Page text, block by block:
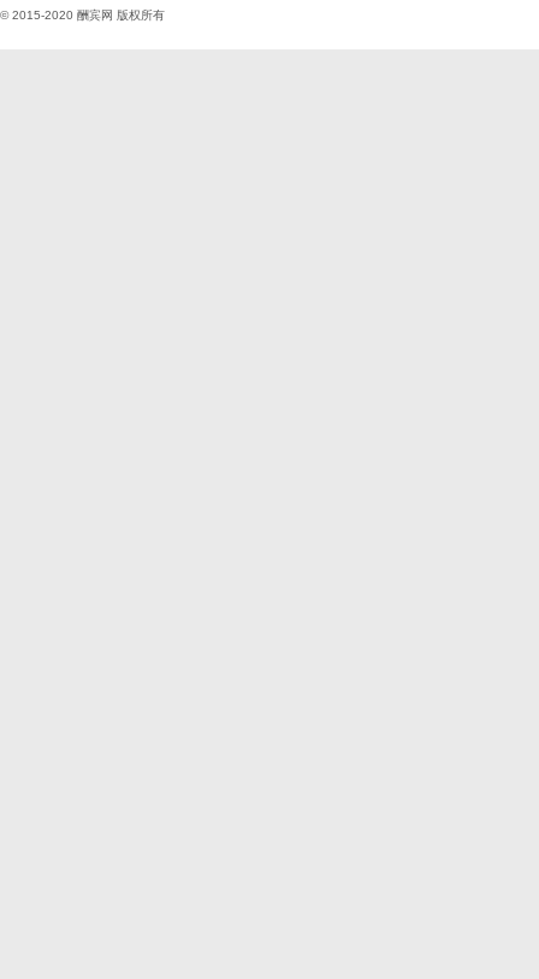
© 2015-2020 酬宾网 版权所有